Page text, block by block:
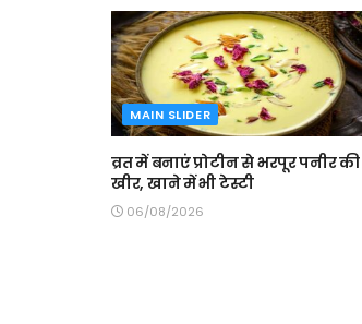
MAIN SLIDER
व्रत में बनाएं प्रोटीन से भरपूर पनीर की
खीर, खाने में भी टेस्टी
06/08/2026